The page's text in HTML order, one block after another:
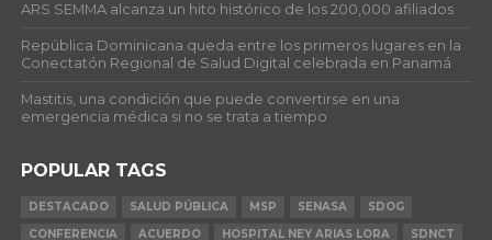
ARS SEMMA alcanza un hito histórico de los 200,000 afiliados
República Dominicana queda entre los primeros lugares en la
Conectatón Regional de Salud Digital celebrada en Panamá
Mastitis, una condición que puede convertirse en una
emergencia médica si no se trata a tiempo
POPULAR TAGS
DESTACADO SALUD PÚBLICA MSP SENASA
SDOG
CONFERENCIA
ACUERDO HOSPITAL NEY ARIAS LORA SDNCT